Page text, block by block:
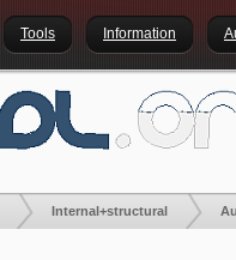
Tools Information
Internal+structural